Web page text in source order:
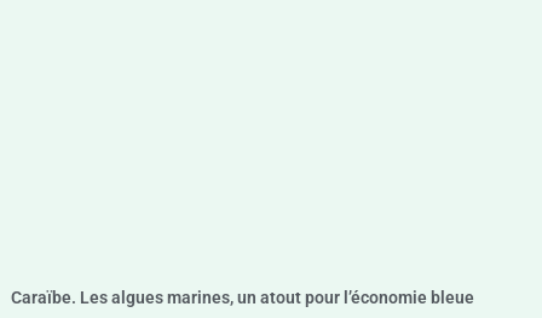
Caraïbe. Les algues marines, un atout pour l’économie bleue